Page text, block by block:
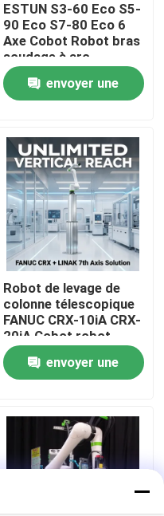
ESTUN S3-60 Eco S5-
90 Eco S7-80 Eco 6
Axe Cobot Robot bras
soudage à arc
collaboratif robot
CNGBS positionneur
de soudage
envoyer une
Robot de levage de
colonne télescopique
FANUC CRX-10iA CRX-
20iA Cobot robot
collaboratif de
manutention de
palettes
envoyer une